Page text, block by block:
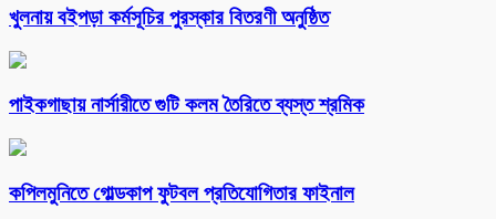
খুলনায় বইপড়া কর্মসূচির পুরস্কার বিতরণী অনুষ্ঠিত
পাইকগাছায় নার্সারীতে গুটি কলম তৈরিতে ব্যস্ত শ্রমিক
কপিলমুনিতে গোল্ডকাপ ফুটবল প্রতিযোগিতার ফাইনাল